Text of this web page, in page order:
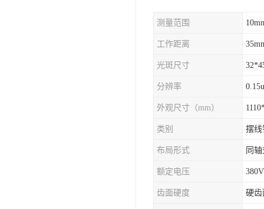
测量范围
工作距离
光斑尺寸
分辨率
外观尺寸（mm）
类别 摆线
布局形式 同
额定电压 380V
齿面硬度 硬齿